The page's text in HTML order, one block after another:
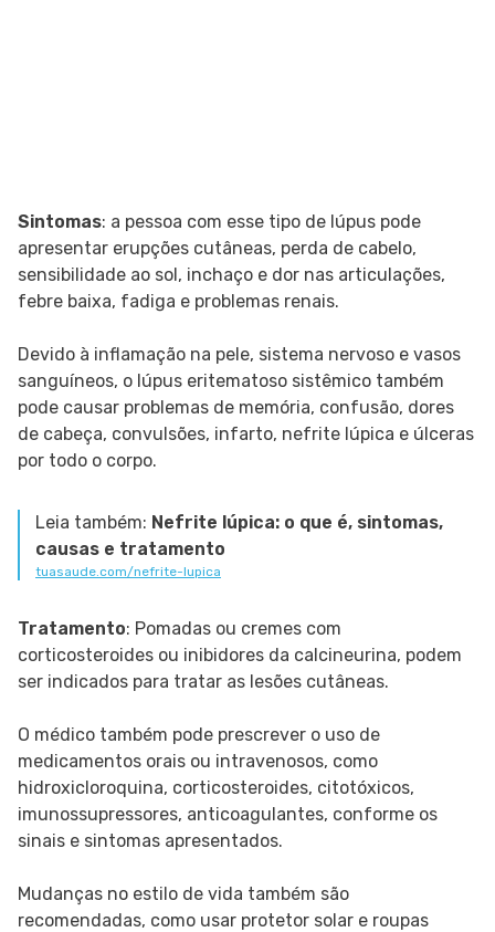
Sintomas: a pessoa com esse tipo de lúpus pode
apresentar erupções cutâneas, perda de cabelo,
sensibilidade ao sol, inchaço e dor nas articulações,
febre baixa, fadiga e problemas renais.
Devido à inflamação na pele, sistema nervoso e vasos
sanguíneos, o lúpus eritematoso sistêmico também
pode causar problemas de memória, confusão, dores
de cabeça, convulsões, infarto, nefrite lúpica e úlceras
por todo o corpo.
Leia também: Nefrite lúpica: o que é, sintomas,
causas e tratamento
tuasaude.com/nefrite-lupica
Tratamento: Pomadas ou cremes com
corticosteroides ou inibidores da calcineurina, podem
ser indicados para tratar as lesões cutâneas.
O médico também pode prescrever o uso de
medicamentos orais ou intravenosos, como
hidroxicloroquina, corticosteroides, citotóxicos,
imunossupressores, anticoagulantes, conforme os
sinais e sintomas apresentados.
Mudanças no estilo de vida também são
recomendadas, como usar protetor solar e roupas